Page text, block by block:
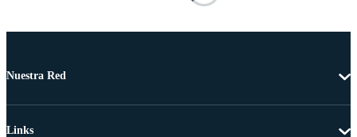
Nuestra Red
Links